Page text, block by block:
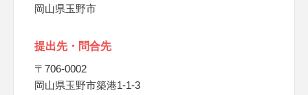
岡山県玉野市
提出先・問合先
〒706-0002
岡山県玉野市築港1-1-3